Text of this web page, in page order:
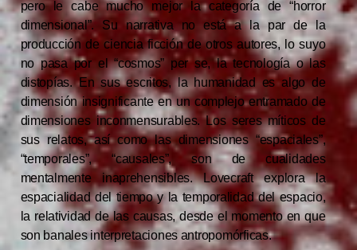
pero le cabe mucho mejor la categoría de “horror
dimensional”. Su narrativa no está a la par de la
producción de ciencia ficción de otros autores, lo suyo
no pasa por el “cosmos” per se, la tecnología o las
distopías.En sus escritos, la humanidad es algo de
dimensión insignificante en un complejo entramado de
dimensiones inconmensurables. Los seres míticos de
sus relatos, así como las dimensiones “espaciales”,
“temporales”, “causales”, son de cualidades
mentalmente inaprehensibles. Lovecraft explora la
espacialidad del tiempo y la temporalidad del espacio,
la relatividad de las causas, desde el momento en que
son banales interpretaciones antropomórficas.